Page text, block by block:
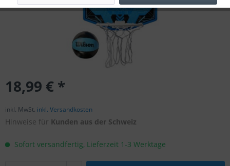
18,99 € *
inkl. MwSt. inkl. Versandkosten
Hinweise für Kunden aus der Schweiz
Sofort versandfertig, Lieferzeit 1-3 Werktage